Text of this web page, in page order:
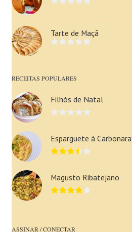
Tarte de Maçã
RECEITAS POPULARES
Filhós de Natal
Esparguete à Carbonara
Magusto Ribatejano
ASSINAR / CONECTAR